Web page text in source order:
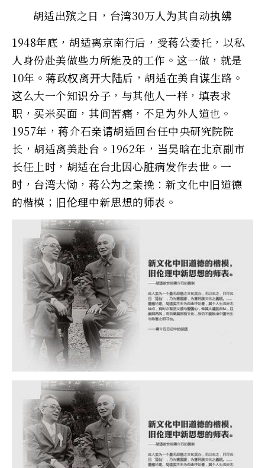
胡适出殡之日，台湾30万人为其自动执绋
1948年底，胡适离京南行后，受蒋公委托，以私
人身份赴美做些力所能及的工作。这一做，就是
10年。蒋政权离开大陆后，胡适在美自谋生路。
这么大一个知识分子，与其他人一样，填表求
职，买米买面，其间苦痛，不足为外人道也。
1957年，蒋介石亲请胡适回台任中央研究院院
长，胡适离美赴台。1962年，当吴晗在北京副市
长任上时，胡适在台北因心脏病发作去世。一
时，台湾大恸，蒋公为之亲挽：新文化中旧道德
的楷模；旧伦理中新思想的师表。